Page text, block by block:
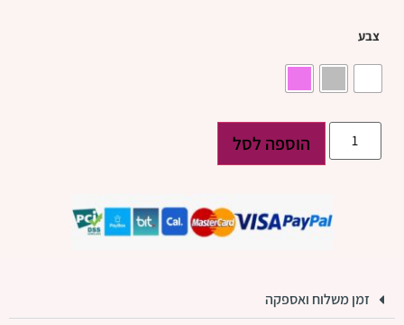
צבע
הוספה לסל
זמן משלוח ואספקה